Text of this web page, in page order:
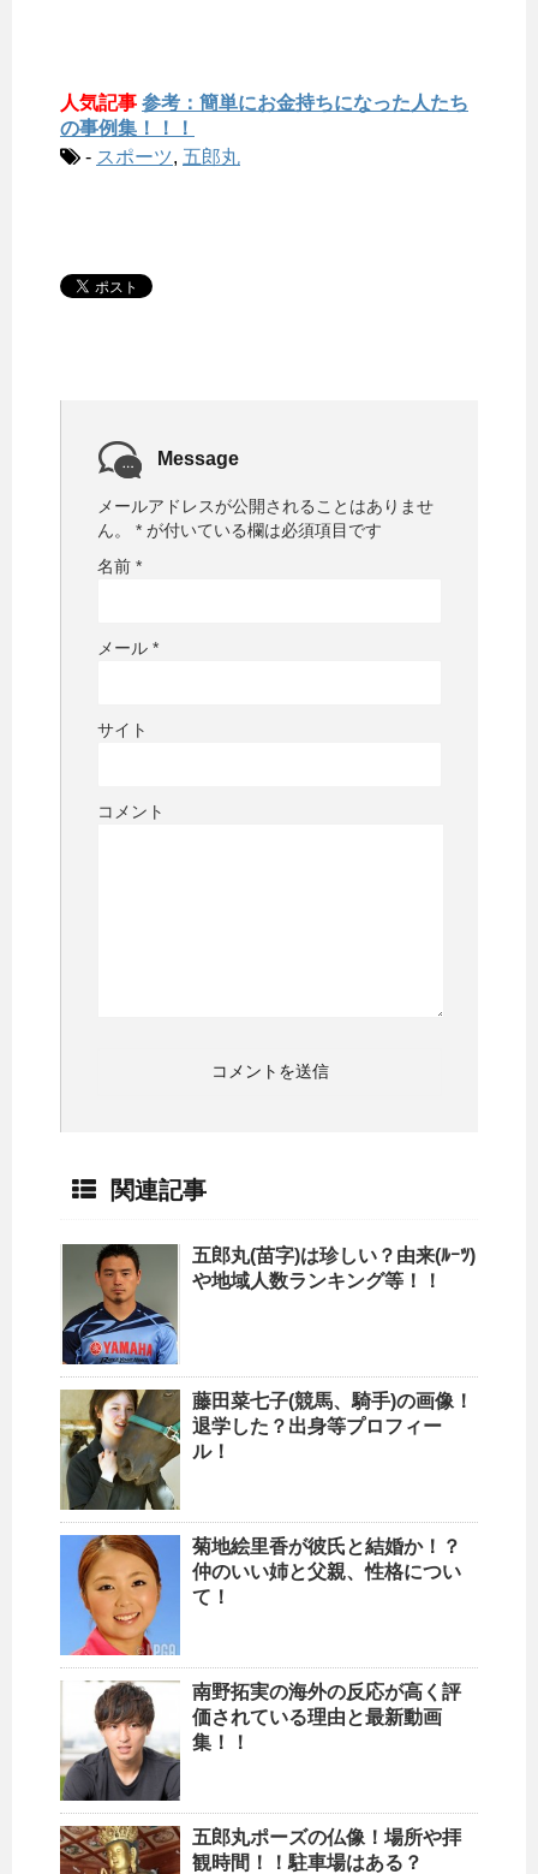
人気記事 参考：簡単にお金持ちになった人たち
の事例集！！！
- スポーツ, 五郎丸
Message
メールアドレスが公開されることはありませ
ん。
* が付いている欄は必須項目です
名前 *
メール *
サイト
コメント
関連記事
五郎丸(苗字)は珍しい？由来(ﾙｰﾂ)
や地域人数ランキング等！！
藤田菜七子(競馬、騎手)の画像！
退学した？出身等プロフィー
ル！
菊地絵里香が彼氏と結婚か！？
仲のいい姉と父親、性格につい
て！
南野拓実の海外の反応が高く評
価されている理由と最新動画
集！！
五郎丸ポーズの仏像！場所や拝
観時間！！駐車場はある？